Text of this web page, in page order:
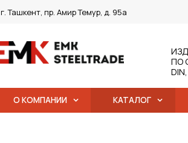
г. Ташкент, пр. Амир Темур, д. 95а
ПО
О КОМПАНИИ КАТАЛОГ